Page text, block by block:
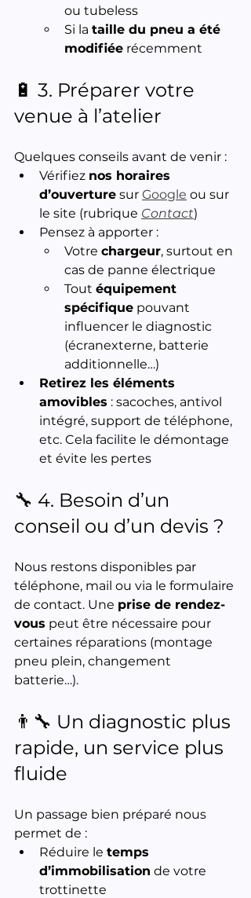
ou tubeless
Si la taille du pneu a été
modifiée récemment
🔋 3. Préparer votre
venue à l’atelier
Quelques conseils avant de venir :
Vérifiez nos horaires
d’ouverture sur Google ou sur
le site (rubrique Contact)
Pensez à apporter :
Votre chargeur, surtout en
cas de panne électrique
Tout équipement
spécifique pouvant
influencer le diagnostic
(écranexterne, batterie
additionnelle…)
Retirez les éléments
amovibles : sacoches, antivol
intégré, support de téléphone,
etc. Cela facilite le démontage
et évite les pertes
🔧 4. Besoin d’un
conseil ou d’un devis ?
Nous restons disponibles par
téléphone, mail ou via le formulaire
de contact. Une prise de rendez-
vous peut être nécessaire pour
certaines réparations (montage
pneu plein, changement
batterie…).
👨‍🔧 Un diagnostic plus
rapide, un service plus
fluide
Un passage bien préparé nous
permet de :
Réduire le temps
d’immobilisation de votre
trottinette